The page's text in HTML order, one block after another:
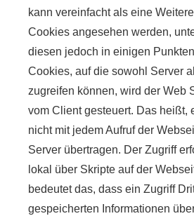
kann vereinfacht als eine
Cookies angesehen werden,
diesen jedoch in einigen
Cookies, auf die sowohl Server
zugreifen können, wird der Web
vom Client gesteuert. Das heißt,
nicht mit jedem Aufruf der
Server übertragen. Der Zugriff
lokal über Skripte auf der
bedeutet das, dass ein Zugriff
gespeicherten Informationen